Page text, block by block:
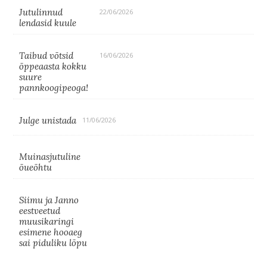
Jutulinnud
lendasid kuule
22/06/2026
Taibud võtsid
õppeaasta kokku
suure
pannkoogipeoga!
16/06/2026
Julge unistada 11/06/2026
Muinasjutuline
õueõhtu
Siimu ja Janno
eestveetud
muusikaringi
esimene hooaeg
sai piduliku lõpu